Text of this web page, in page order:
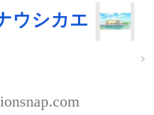
ウシカエ